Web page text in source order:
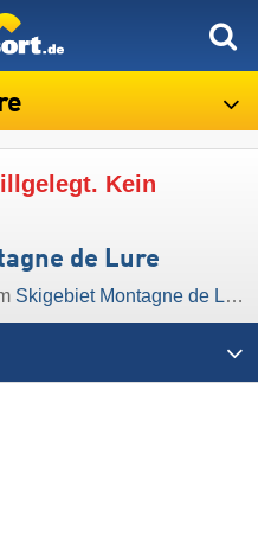
Kein
de Lure
Skigebiet Montagne de Lure